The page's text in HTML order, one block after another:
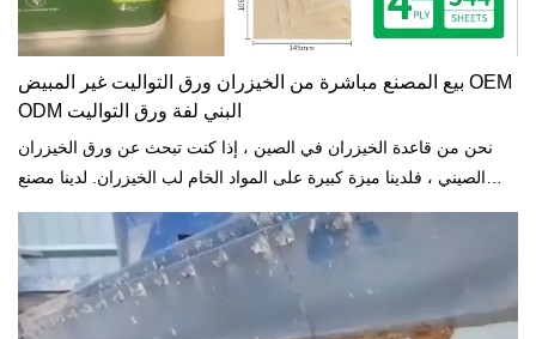
بيع المصنع مباشرة من الخيزران ورق التواليت غير المبيض OEM
ODM البني لفة ورق التواليت
نحن من قاعدة الخيزران في الصين ، إذا كنت تبحث عن ورق الخيزران
الصيني ، فلدينا ميزة كبيرة على المواد الخام لب الخيزران. لدينا مصنع
ذلك. يمكن للعملاء اختيار ورق التواليت غير المبيض باللون الأبيض أو البني.
2 رقائق أو 3 رقائق أو 4 رقائق. حجم ورقة مختلفة. 10 لفات أو 12 لفات
أو 18 لفات لكل عبوة. تغليف ورق التغليف البلاستيكي أو القابل للتحلل